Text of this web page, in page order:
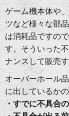
ゲーム機本体や
ツなど様々な部
は消耗品ですの
す。そういった
ナンスして販売
オーバーホール
に出しているか
・すでに不具合